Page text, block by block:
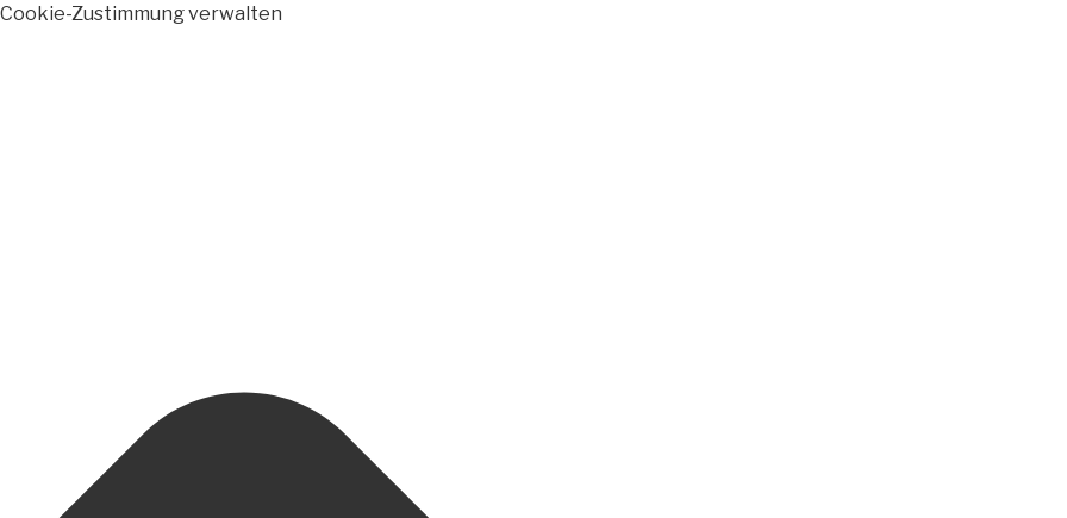
Cookie-Zustimmung verwalten